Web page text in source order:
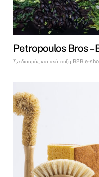
Petropoulos Bros –
Σχεδιασμός και ανάπτυξη B2B e-